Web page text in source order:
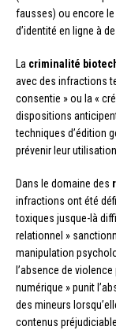
fausses) ou encore le
d’identité en ligne à
La criminalité
avec des infractions
consentie » ou la «
dispositions
techniques d’édition
prévenir leur
Dans le domaine des
infractions ont été
toxiques jusque-là
relationnel »
manipulation
l’absence de
numérique » punit
des mineurs
contenus